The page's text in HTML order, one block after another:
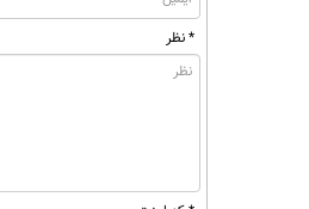
* نظر